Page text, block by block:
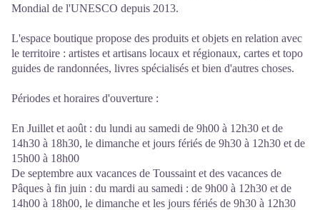
Mondial de l'UNESCO depuis 2013.
L'espace boutique propose des produits et objets en relation avec
le territoire : artistes et artisans locaux et régionaux, cartes et topo
guides de randonnées, livres spécialisés et bien d'autres choses.
Périodes et horaires d'ouverture :
En Juillet et août : du lundi au samedi de 9h00 à 12h30 et de
14h30 à 18h30, le dimanche et jours fériés de 9h30 à 12h30 et de
15h00 à 18h00
De septembre aux vacances de Toussaint et des vacances de
Pâques à fin juin : du mardi au samedi : de 9h00 à 12h30 et de
14h00 à 18h00, le dimanche et les jours fériés de 9h30 à 12h30